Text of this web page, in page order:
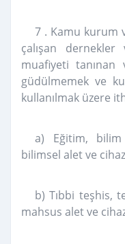
7 . Kamu kurum
çalışan
muafiyeti tanınan
güdülmemek ve
kullanılmak üzere
a) Eğitim,
bilimsel alet ve
b) Tıbbi teşhis,
mahsus alet ve